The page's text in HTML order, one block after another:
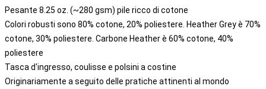
Pesante 8.25 oz. (~280 gsm) pile ricco di cotone
Colori robusti sono 80% cotone, 20% poliestere. Heather Grey è 70%
cotone, 30% poliestere. Carbone Heather è 60% cotone, 40%
poliestere
Tasca d'ingresso, coulisse e polsini a costine
Originariamente a seguito delle pratiche attinenti al mondo